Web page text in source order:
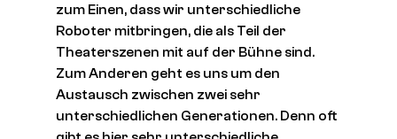
zum Einen, dass wir unterschiedliche
Roboter mitbringen, die als Teil der
Theaterszenen mit auf der Bühne sind.
Zum Anderen geht es uns um den
Austausch zwischen zwei sehr
unterschiedlichen Generationen. Denn oft